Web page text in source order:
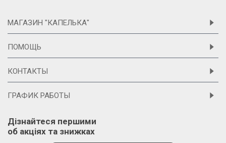
МАГАЗИН "КАПЕЛЬКА"
ПОМОЩЬ
КОНТАКТЫ
ГРАФИК РАБОТЫ
Дізнайтеся першими
об акціях та знижках